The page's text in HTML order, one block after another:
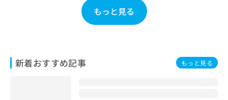
もっと見る
新着おすすめ記事 もっと見る
せ
は